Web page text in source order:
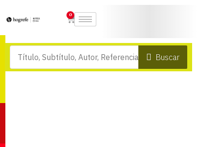
0
Buscar